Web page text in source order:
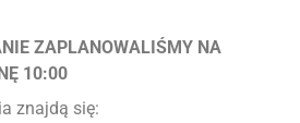
ZAPLANOWALIŚMY NA
10:00
znajdą się: